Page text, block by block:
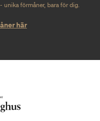
unika förmåner, bara för dig.
här